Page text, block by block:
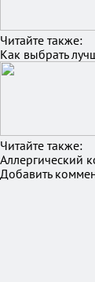
Читайте также:
Как выбрать
Читайте также:
Аллергический
Добавить